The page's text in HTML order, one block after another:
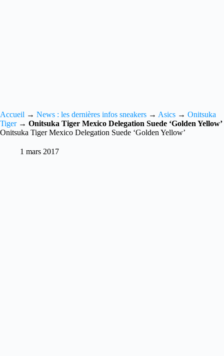
Accueil → News : les dernières infos sneakers → Asics → Onitsuka
Tiger→ Onitsuka Tiger Mexico Delegation Suede ‘Golden Yellow’
Onitsuka Tiger Mexico Delegation Suede ‘Golden Yellow’
1 mars 2017